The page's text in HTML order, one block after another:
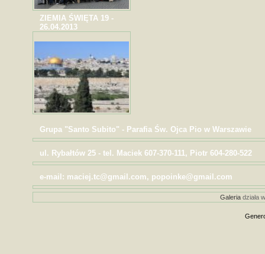
ZIEMIA ŚWIĘTA 19 -
26.04.2013
Grupa "Santo Subito" - Parafia Św. Ojca Pio w Warszawie
ul. Rybałtów 25 - tel. Maciek 607-370-111, Piotr 604-280-522
e-mail: maciej.tc@gmail.com, popoinke@gmail.com
Galeriadziała